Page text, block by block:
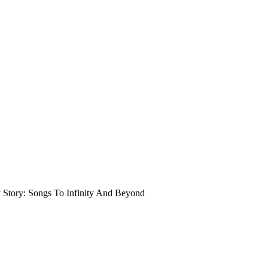
Songs To Infinity And Beyond